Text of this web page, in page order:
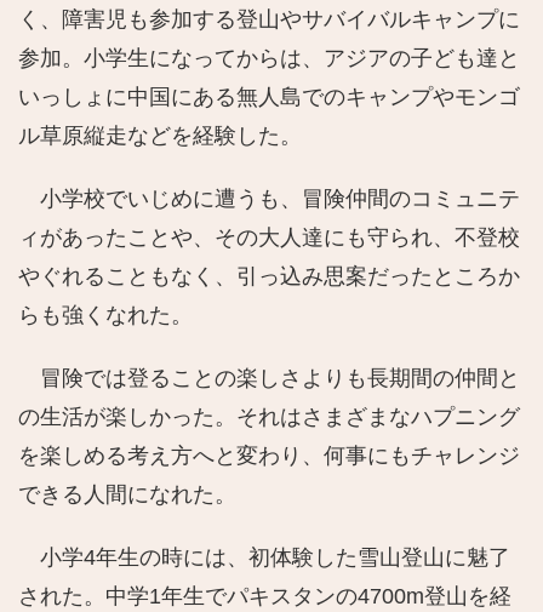
く、障害児も参加する登山やサバイバルキャンプに
参加。小学生になってからは、アジアの子ども達と
いっしょに中国にある無人島でのキャンプやモンゴ
ル草原縦走などを経験した。
小学校でいじめに遭うも、冒険仲間のコミュニテ
ィがあったことや、その大人達にも守られ、不登校
やぐれることもなく、引っ込み思案だったところか
らも強くなれた。
冒険では登ることの楽しさよりも長期間の仲間と
の生活が楽しかった。それはさまざまなハプニング
を楽しめる考え方へと変わり、何事にもチャレンジ
できる人間になれた。
小学4年生の時には、初体験した雪山登山に魅了
された。中学1年生でパキスタンの4700m登山を経